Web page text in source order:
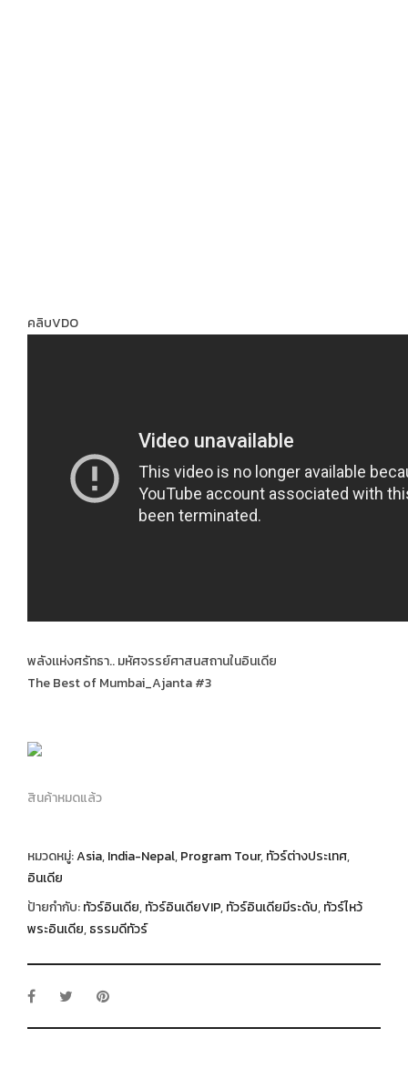
คลิบVDO
พลังเเห่งศรัทธา.. มหัศจรรย์ศาสนสถานในอินเดีย
The Best of Mumbai_Ajanta #3
สินค้าหมดแล้ว
หมวดหมู่:Asia,India-Nepal,Program Tour,ทัวร์ต่างประเทศ,
อินเดีย
ป้ายกำกับ:ทัวร์อินเดีย,ทัวร์อินเดียVIP,ทัวร์อินเดียมีระดับ,ทัวร์ไหว้
พระอินเดีย,ธรรมดีทัวร์